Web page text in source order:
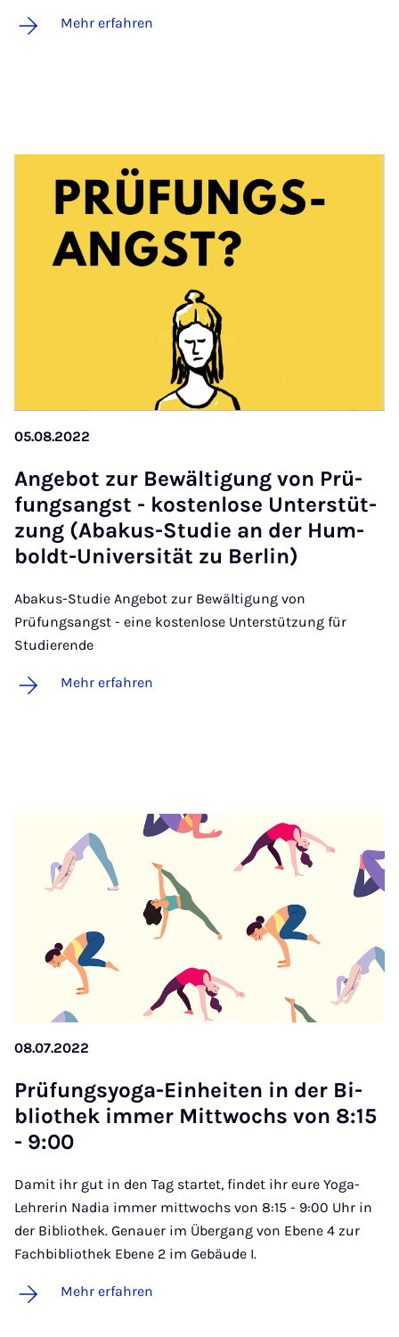
Mehr erfahren
05.08.2022
An­ge­bot zur Be­wäl­ti­gung von Prü­
fungs­angst - kos­ten­lo­se Un­ter­stüt­
zung (Aba­kus-Stu­die an der Hum­
boldt-Uni­ver­si­tät zu Ber­lin)
Abakus-Studie Angebot zur Bewältigung von
Prüfungsangst - eine kostenlose Unterstützung für
Studierende
Mehr erfahren
08.07.2022
Prü­fungs­yo­ga-Ein­hei­ten in der Bi­
blio­thek im­mer Mitt­wochs von 8:15
- 9:00
Damit ihr gut in den Tag startet, findet ihr eure Yoga-
Lehrerin Nadia immer mittwochs von 8:15 - 9:00 Uhr in
der Bibliothek. Genauer im Übergang von Ebene 4 zur
Fachbibliothek Ebene 2 im Gebäude I.
Mehr erfahren